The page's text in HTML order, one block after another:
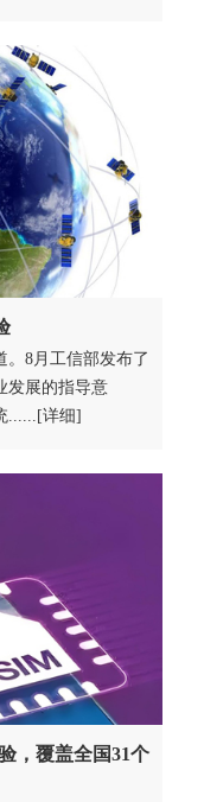
。8月工信部发布了
发展的指导意
......[详细]
，覆盖全国31个